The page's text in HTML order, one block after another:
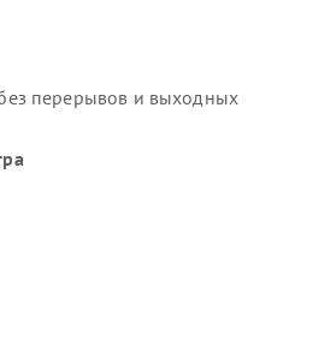
перерывов и выходных